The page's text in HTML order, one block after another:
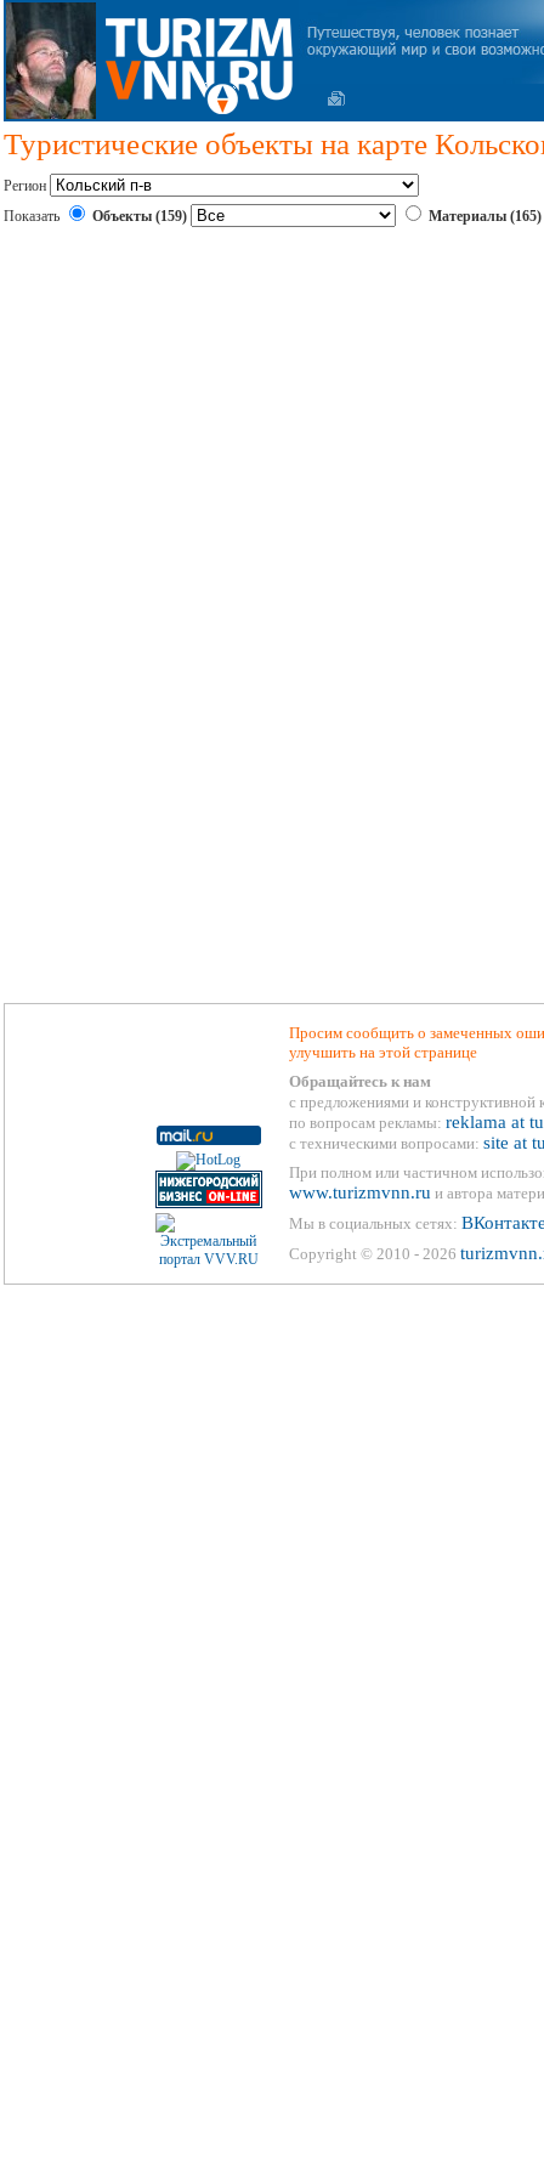
Туристические объекты на карте
Регион
Показать
Объекты (159) Материалы (165)
Просим сообщить о замеченных
улучшить на этой странице
Обращайтесь к нам
с предложениями и конструктивной
по вопросам рекламы: reklama at
с техническими вопросами: site at
При полном или частичном
www.turizmvnn.ru и автора
Мы в социальных сетях:
Copyright © 2010 - 2026